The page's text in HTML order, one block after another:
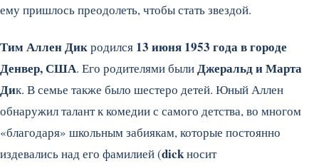
ему пришлось преодолеть, чтобы стать звездой.
Тим Аллен Дикродился 13 июня 1953 года в городе
Денвер, США. Его родителями былиДжеральд и Марта
Дик. В семье также было шестеро детей. Юный Аллен
обнаружил талант к комедии с самого детства, во многом
«благодаря» школьным забиякам, которые постоянно
издевались над его фамилией (dickносит